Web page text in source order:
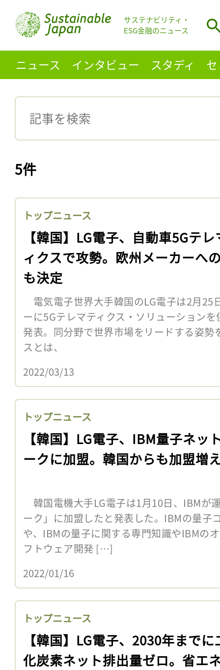
サステナビリティ・
ESG金融のニュース
ニュース インタビュー スタディ
5件
トップニュース
【韓国】LG電子、自動車5Gテ
ィクスで攻勢。欧州メーカーへ
も決定
電気電子世界大手韓国のLG電子は2月25
ーに5Gテレマティクス・ソリューション
発表。同分野で世界市場をリードする姿
スとは、
2022/03/13
トップニュース
【韓国】LG電子、IBM量子ネッ
ークに加盟。韓国からも加盟増
韓国電機大手LG電子は1月10日、IBMが
ーク」に加盟したと発表した。IBMの量子
や、IBMの量子に関する専門知識やIBMの
フトウェア開発 […]
2022/01/16
トップニュース
【韓国】LG電子、2030年までに
化炭素ネット排出量ゼロ。省エ